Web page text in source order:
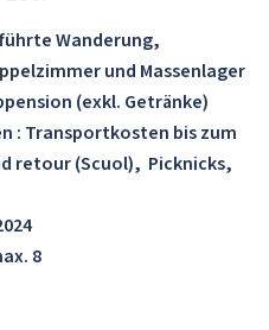
Wanderung,
und Massenlager
(exkl. Getränke)
: Transportkosten bis zum
retour (Scuol), Picknicks,
8